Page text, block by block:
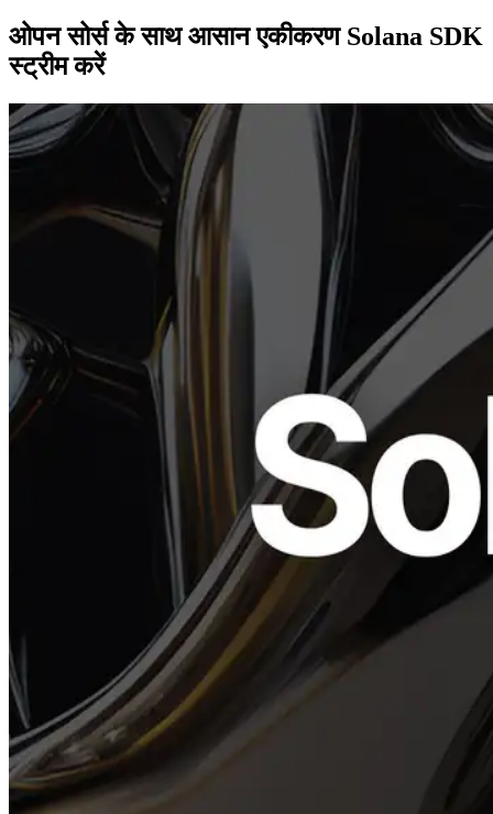
ओपन सोर्स के साथ आसान एकीकरण Solana SDK
स्ट्रीम करें